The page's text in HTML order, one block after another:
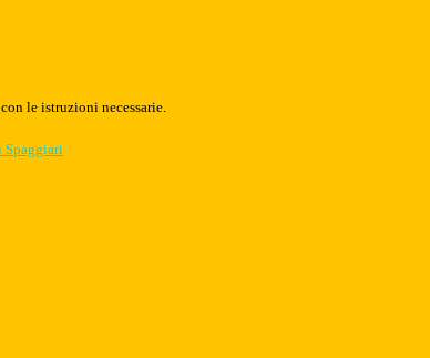
le istruzioni necessarie.
Spaggiari